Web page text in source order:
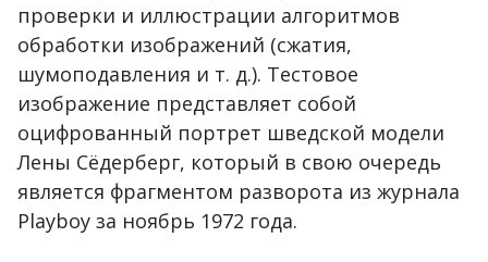
проверки и иллюстрации алгоритмов
обработки изображений (сжатия,
шумоподавления и т. д.). Тестовое
изображение представляет собой
оцифрованный портрет шведской модели
Лены Сёдерберг, который в свою очередь
является фрагментом разворота из журнала
Playboy за ноябрь 1972 года.